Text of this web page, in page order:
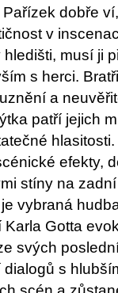
dobře
v
hledišti, musí ji
s herci.
a
patří jejich
efekty,
stíny na
vybraná
Karla Gotta
svých
dialogů s